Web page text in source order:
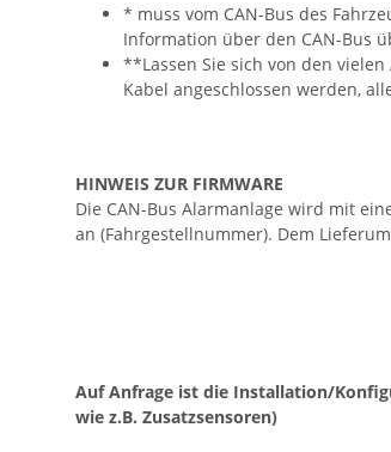
* muss vom CAN-Bus des
Information über den CAN-Bus
**Lassen Sie sich von den
Kabel angeschlossen werden,
HINWEIS ZUR FIRMWARE
Die CAN-Bus Alarmanlage wird mit
an (Fahrgestellnummer). Dem
Auf Anfrage ist die Installation/
wie z.B. Zusatzsensoren)